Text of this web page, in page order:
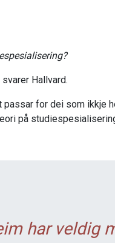
Hallvard.
passar for dei som ikkje
på
har veldig